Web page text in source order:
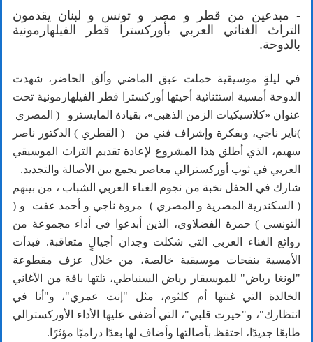
- مبدعين من قطر و مصر و تونس و لبنان يقدمون
التراث الغنائي العربي بأوركسترا قطر الفيلهارمونية
بالدوحة.
في ليلةٍ موسيقية حملت عبق الماضي وألق الحاضر، شهدت
الدوحة أمسية استثنائية أحيتها أوركسترا قطر الفيلهارمونية تحت
عنوان «كلاسيكيات الزمن الذهبي»، بقيادة المايسترو ( المصري
)ناير ناجي، وبفكرة وإشراف فني من ( القطري ) الدكتور ناصر
سهيم، الذي أطلق هذا المشروع لإعادة تقديم التراث الموسيقي
العربي في ثوب أوركسترالي معاصر يجمع بين الأصالة والتجديد.
شارك في الحفل نخبة من نجوم الغناء العربي الشباب ، من بينهم
( السكندرية المصرية و المصري ) مروة ناجي و أحمد عفت و (
التونسي ) حمزة الفضلاوي، الذين أبدعوا في أداء مجموعة من
روائع الغناء العربي التي شكلت وجدان أجيالٍ متعاقبة. فبدأت
الأمسية بنفحات موسيقية خالصة، من خلال عزف مقطوعة
"لونغا رياض" للموسيقار رياض السنباطي، تلتها باقة من الأغاني
الخالدة التي غنتها أم كلثوم، مثل "إنت عمري"، و"أنا في
انتظارك"، و"حيرت قلبي"، التي أضفى عليها الأداء الأوركسترالي
طابعًا جديدًا، احتفظ بأصالتها وأضاف لها بعدًا دراميًا مؤثرًا.